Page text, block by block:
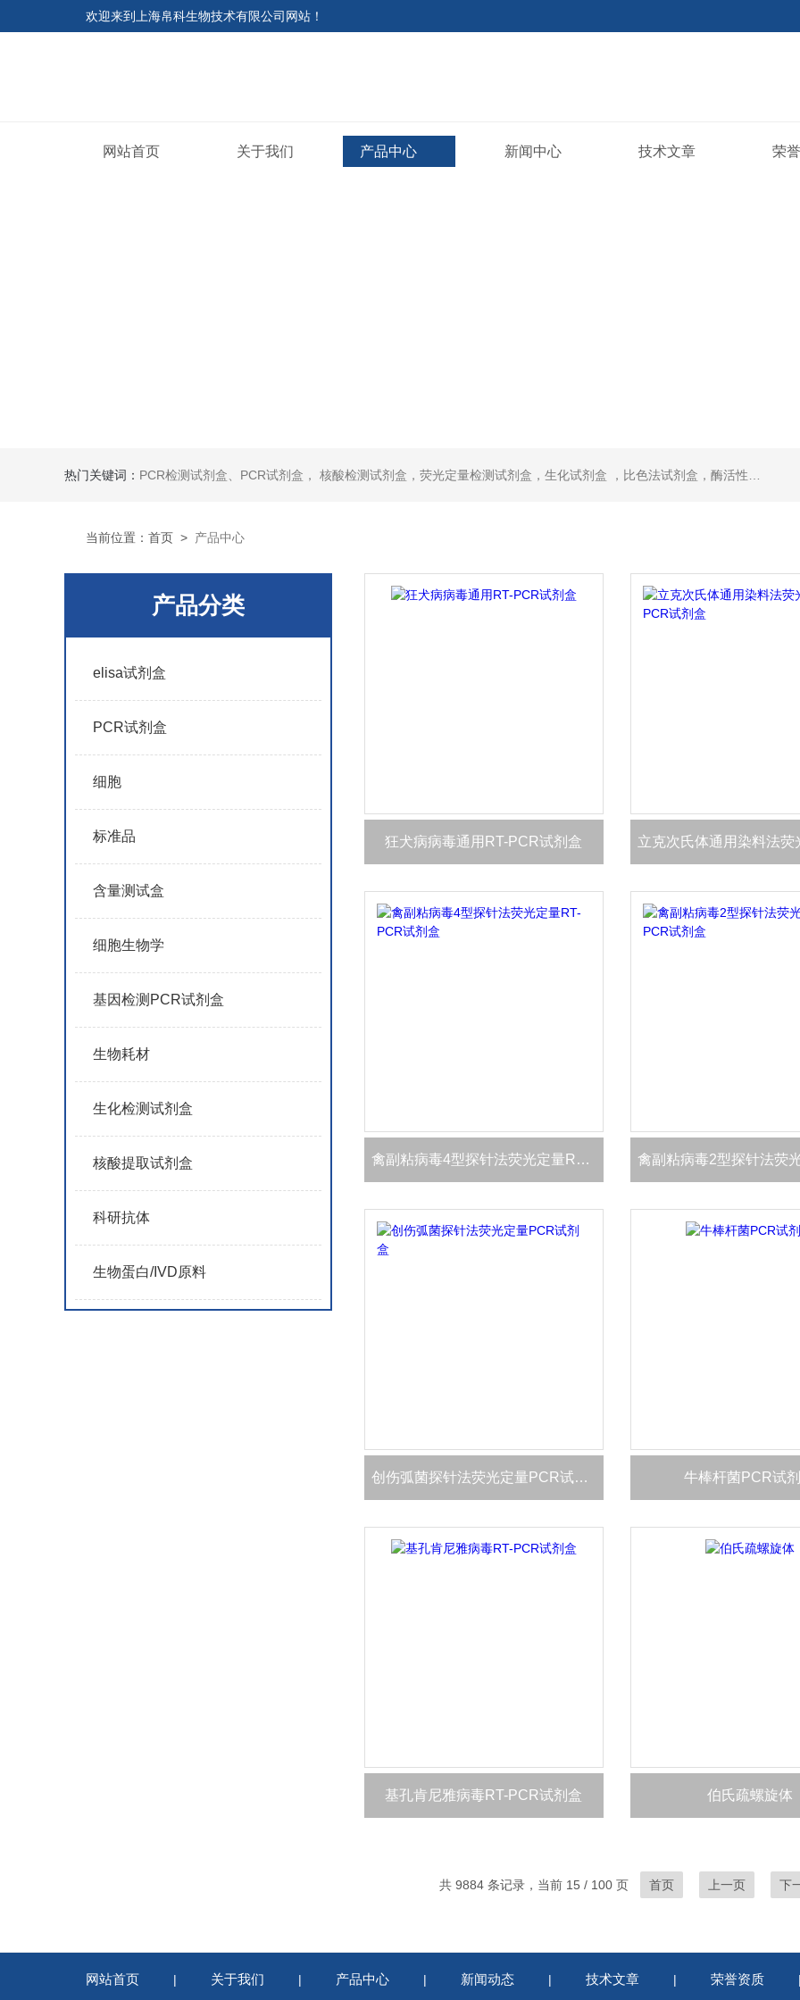
欢迎来到 上海帛科生物技术有限公司网站 ！
网站首页 关于我们 产品中心 新闻中心 技术文章 荣
热门关键词： PCR检测试剂盒、PCR试剂盒， 核酸检测试剂盒，荧光定量检测试剂盒，生化试剂盒 ，比色法试剂盒，酶活性检测试剂盒，ELISA试剂盒，酶联免疫检测试剂盒，试剂盒，ELISA试剂盒，抗体，重组蛋白，分光光度法检测试剂盒，细胞株，原代细胞，细胞培养基，标准溶液产品。代理并销售进口SIGMA试剂、abcam抗体、R&D抗体、CST抗体、ATCC细胞、BD公司、GE公司公司产品。
当前位置： 首页 > 产品中心
产品分类
elisa试剂盒
PCR试剂盒
细胞
标准品
含量测试盒
细胞生物学
基因检测PCR试剂盒
生物耗材
生化检测试剂盒
核酸提取试剂盒
科研抗体
生物蛋白/IVD原料
狂犬病病毒通用RT-PCR试剂盒
禽副粘病毒4型探针法荧光定量RT-PCR试剂盒
创伤弧菌探针法荧光定量PCR试剂盒 牛棒杆菌PCR试
基孔肯尼雅病毒RT-PCR试剂盒 伯氏疏螺旋体
共 9884 条记录，当前 15 / 100 页 首页 上一页 下
网站首页 | 关于我们 | 产品中心 | 新闻动态 | 技术文章 | 荣誉资质